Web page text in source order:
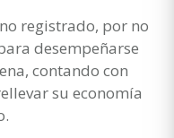
registrado, por no
desempeñarse
contando con
su economía